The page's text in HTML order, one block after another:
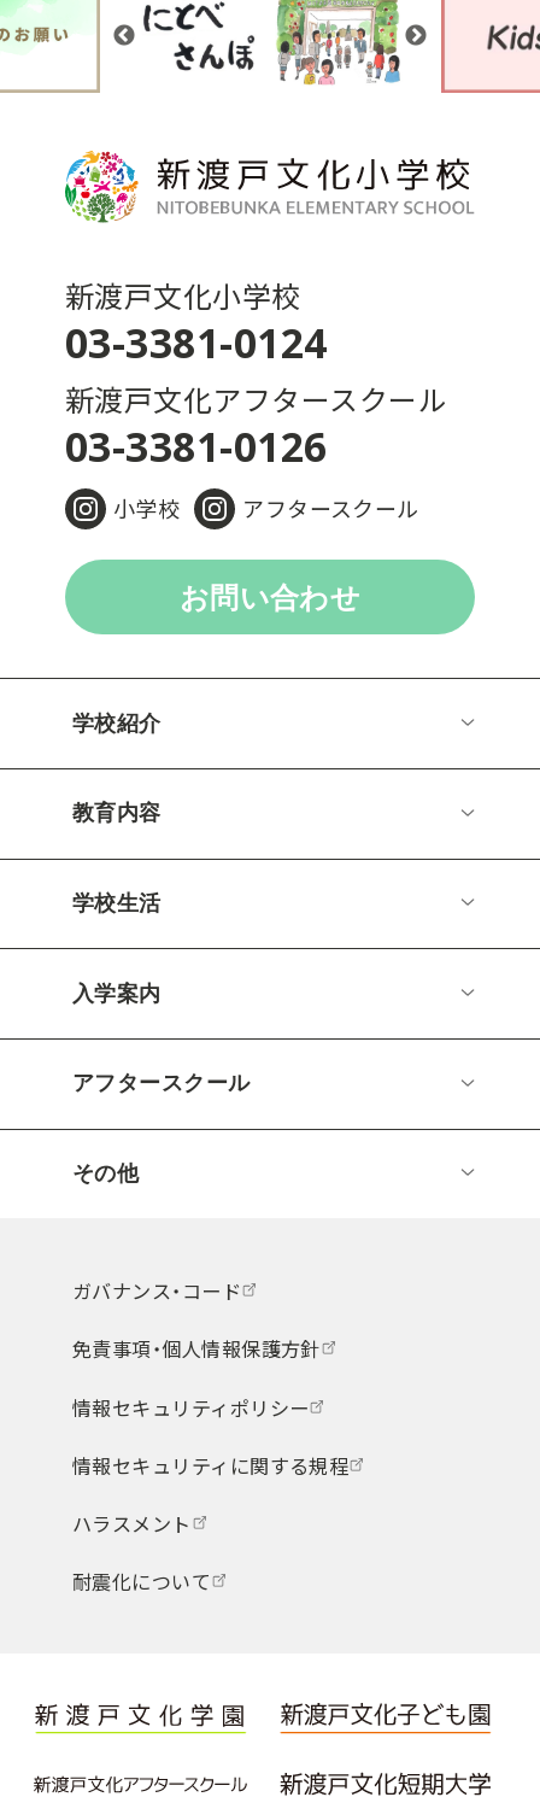
新渡戸文化小学校
03-3381-0124
新渡戸文化アフタースクール
03-3381-0126
小学校 アフタースクール
お問い合わせ
学校紹介
教育内容
学校生活
入学案内
アフタースクール
その他
ガバナンス・コード
免責事項・個人情報保護方針
情報セキュリティポリシー
情報セキュリティに関する規程
ハラスメント
耐震化について